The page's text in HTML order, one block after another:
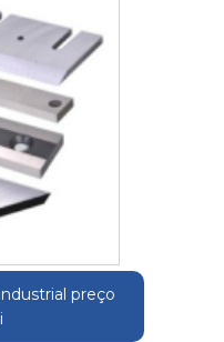
preço